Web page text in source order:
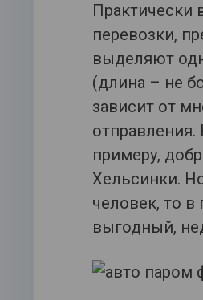
перевозки,
выделяют
(длина – не
зависит от
отправления.
примеру,
Хельсинки.
человек, то в
выгодный,